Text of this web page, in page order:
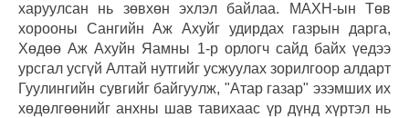
харуулсан нь зөвхөн эхлэл байлаа. МАХН-ын Төв
хорооны Сангийн Аж Ахуйг удирдах газрын дарга,
Хөдөө Аж Ахуйн Яамны 1-р орлогч сайд байх үедээ
урсгал усгүй Алтай нутгийг усжуулах зорилгоор алдарт
Гуулингийн сувгийг байгуулж, "Атар газар" эзэмших их
хөдөлгөөнийг анхны шав тавихаас үр дүнд хүртэл нь